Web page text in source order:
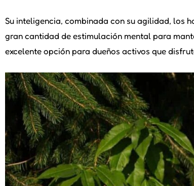
Su inteligencia, combinada con su agilidad, los
gran cantidad de estimulación mental para
excelente opción para dueños activos que